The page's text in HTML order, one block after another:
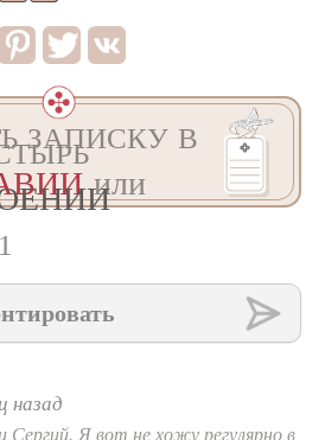
ЗАПИСКУ В
или
1
назад
Сергий. Я вот не хожу регулярно в